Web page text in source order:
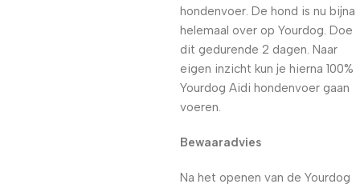
hondenvoer. De hond is nu bijna
helemaal over op Yourdog. Doe
dit gedurende 2 dagen. Naar
eigen inzicht kun je hierna 100%
Yourdog Aidi hondenvoer gaan
voeren.
Bewaaradvies
Na het openen van de Yourdog